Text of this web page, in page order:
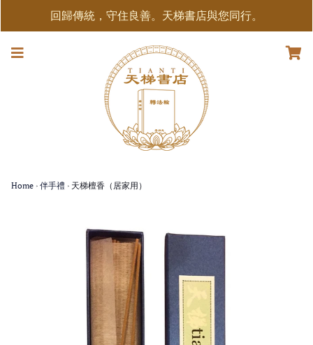
回歸傳統，守住良善。天梯書店與您同行。
Home › 伴手禮 › 天梯檀香（居家用）